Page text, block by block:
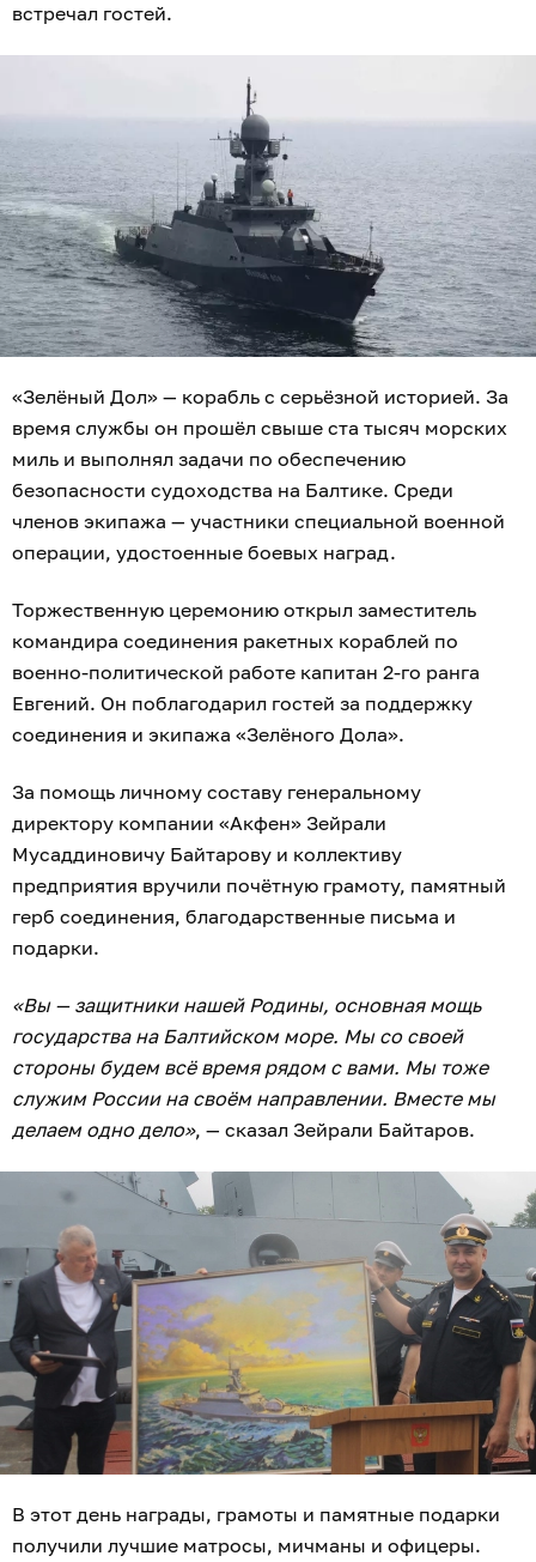
встречал гостей.
«Зелёный Дол» — корабль с серьёзной историей. За
время службы он прошёл свыше ста тысяч морских
миль и выполнял задачи по обеспечению
безопасности судоходства на Балтике. Среди
членов экипажа — участники специальной военной
операции, удостоенные боевых наград.
Торжественную церемонию открыл заместитель
командира соединения ракетных кораблей по
военно-политической работе капитан 2-го ранга
Евгений. Он поблагодарил гостей за поддержку
соединения и экипажа «Зелёного Дола».
За помощь личному составу генеральному
директору компании «Акфен» Зейрали
Мусаддиновичу Байтарову и коллективу
предприятия вручили почётную грамоту, памятный
герб соединения, благодарственные письма и
подарки.
«Вы — защитники нашей Родины, основная мощь
государства на Балтийском море. Мы со своей
стороны будем всё время рядом с вами. Мы тоже
служим России на своём направлении. Вместе мы
делаем одно дело», — сказал Зейрали Байтаров.
В этот день награды, грамоты и памятные подарки
получили лучшие матросы, мичманы и офицеры.